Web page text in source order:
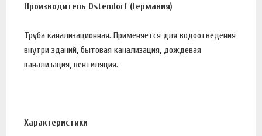
Производитель Ostendorf (Германия)
Труба канализационная. Применяется для водоотведения
внутри зданий, бытовая канализация, дождевая
канализация, вентиляция.
Характеристики